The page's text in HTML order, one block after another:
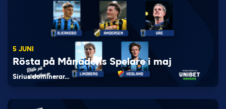
5 JUNI
Rösta på Månadens Spelare i maj
Sirius dominerar…